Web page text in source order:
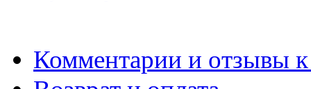
Комментарии и отзывы к